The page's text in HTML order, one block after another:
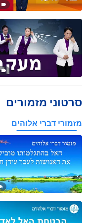
סרטוני מזמורים
מזמורי דברי אלוהים